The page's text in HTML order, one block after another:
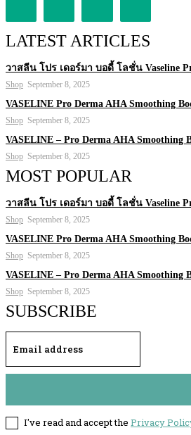
LATEST ARTICLES
วาสลีน โปร เดอร์มา บอดี้ โลชั่น Vaseline
Shop September 8, 2025
VASELINE Pro Derma AHA Smoothing
Shop September 8, 2025
VASELINE – Pro Derma AHA
Shop September 8, 2025
MOST POPULAR
วาสลีน โปร เดอร์มา บอดี้ โลชั่น Vaseline
Shop September 8, 2025
VASELINE Pro Derma AHA Smoothing
Shop September 8, 2025
VASELINE – Pro Derma AHA
Shop September 8, 2025
SUBSCRIBE
I've read and accept the Privacy